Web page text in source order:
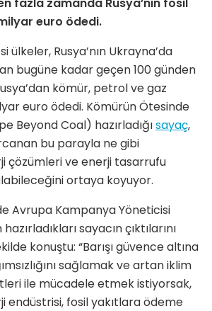
euro ödedi.
ülkeler, Rusya’nın Ukrayna’da
bugüne kadar geçen 100 günden
kömür, petrol ve gaz
euro ödedi. Kömürün Ötesinde
Beyond Coal) hazırladığısayaç,
bu parayla ne gibi
çözümleri ve enerji tasarrufu
ortaya koyuyor.
Avrupa Kampanya Yöneticisi
sayacın çıktılarını
konuştu: “Barışı güvence altına
sağlamak ve artan iklim
ile mücadele etmek istiyorsak,
endüstrisi, fosil yakıtlara ödeme